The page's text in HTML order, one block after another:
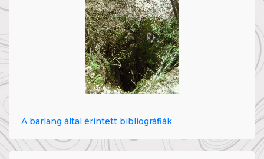
A barlang által érintett bibliográfiák